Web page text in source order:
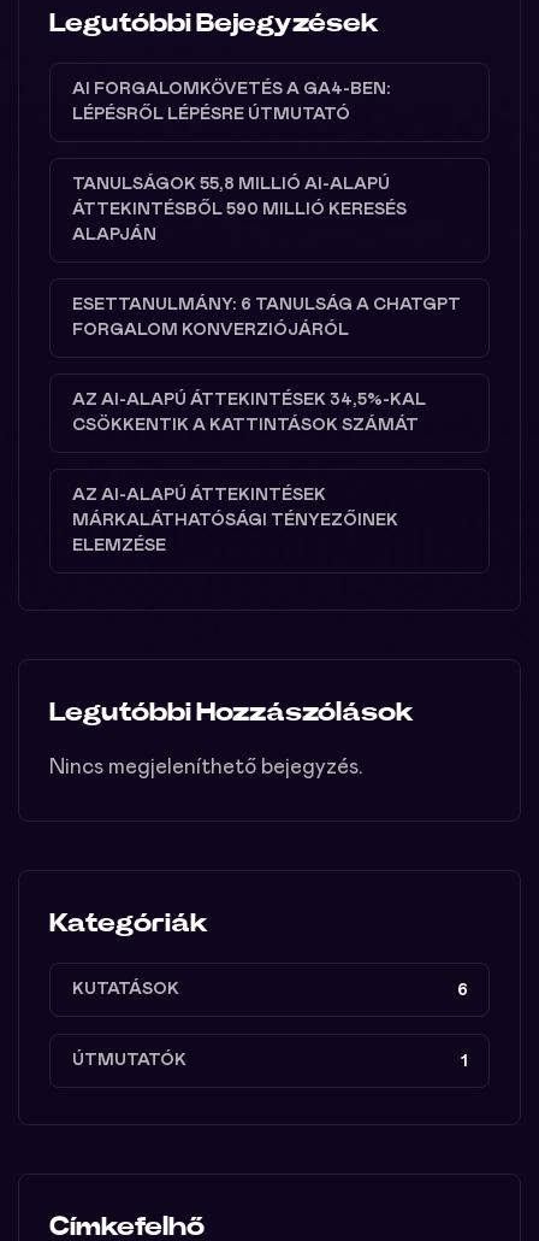
Legutóbbi Bejegyzések
AI FORGALOMKÖVETÉS A GA4-BEN:
LÉPÉSRŐL LÉPÉSRE ÚTMUTATÓ
TANULSÁGOK 55,8 MILLIÓ AI-ALAPÚ
ÁTTEKINTÉSBŐL 590 MILLIÓ KERESÉS
ALAPJÁN
ESETTANULMÁNY: 6 TANULSÁG A CHATGPT
FORGALOM KONVERZIÓJÁRÓL
AZ AI-ALAPÚ ÁTTEKINTÉSEK 34,5%-KAL
CSÖKKENTIK A KATTINTÁSOK SZÁMÁT
AZ AI-ALAPÚ ÁTTEKINTÉSEK
MÁRKALÁTHATÓSÁGI TÉNYEZŐINEK
ELEMZÉSE
Legutóbbi Hozzászólások
Nincs megjeleníthető bejegyzés.
Kategóriák
KUTATÁSOK 6
ÚTMUTATÓK 1
Címkefelhő